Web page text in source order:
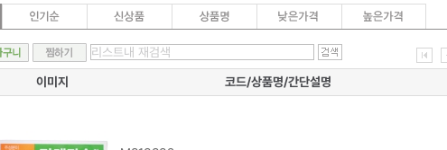
이미지
코드/상품명/간단설명